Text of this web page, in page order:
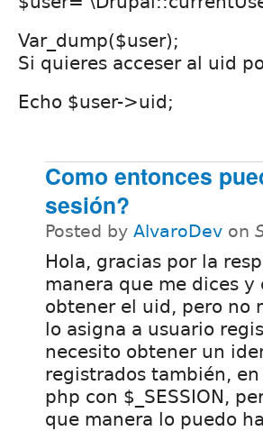
Var_dump($user);
Si quieres acceser al uid
Echo $user->uid;
Como entonces
sesión?
Posted by AlvaroDev on
Hola, gracias por la
manera que me dices
obtener el uid, pero no
lo asigna a usuario
necesito obtener un
registrados también,
php con $_SESSION,
que manera lo puedo